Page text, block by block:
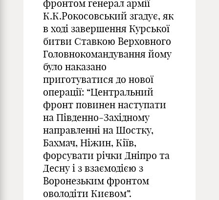
фронтом генерал армії
К.К.Рокосовський згадує, як
в ході завершення Курської
битви Ставкою Верховного
Головнокомандування йому
було наказано
приготуватися до нової
операції: “Центральний
фронт повинен наступати
на Південно-Західному
направленні на Шостку,
Бахмач, Ніжин, Кіїв,
форсувати річки Дніпро та
Десну і з взаємодією з
Воронезьким фронтом
оволодіти Києвом”.